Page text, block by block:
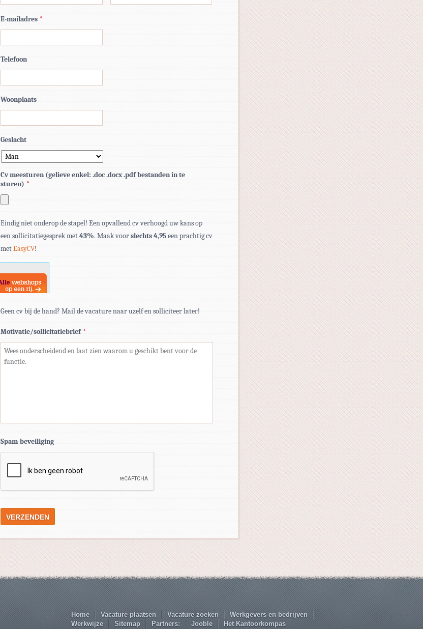
E-mailadres *
Telefoon
Woonplaats
Geslacht
Cv meesturen (gelieve enkel: .doc .docx .pdf bestanden in te
sturen) *
pdf,
doc,
Eindig niet onderop de stapel! Een opvallend cv verhoogd uw kans op
een sollicitatiegesprek met43%. Maak voorslechts 4,95een prachtig cv
metEasyCV!
Geen cv bij de hand? Mail de vacature naar uzelf en solliciteer later!
Motivatie/sollicitatiebrief *
Spam-beveiliging
Home Vacature plaatsen Vacature zoeken
Werkgevers en bedrijven
Werkwijze
Sitemap Partners: Jooble Het Kantoorkompas